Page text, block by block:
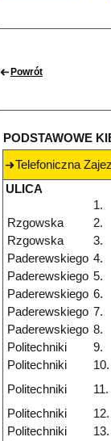
Powrót
PODSTAWOWE
Telefoniczna
ULICA
1.
Rzgowska
2.
Rzgowska
3.
Paderewskiego 4.
Paderewskiego 5.
Paderewskiego 6.
Paderewskiego 7.
Paderewskiego 8.
Politechniki
9.
Politechniki
10.
Politechniki
11.
Politechniki 12.
Politechniki
13.